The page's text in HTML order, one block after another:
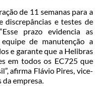
de 11 semanas para a
discrepâncias e testes de
prazo evidencia as
de manutenção a
e garante que a Helibras
em todos os EC725 que
afirma Flávio Pires, vice-
da empresa.